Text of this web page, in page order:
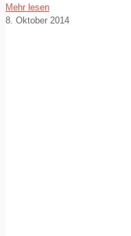
Mehr lesen
8. Oktober 2014